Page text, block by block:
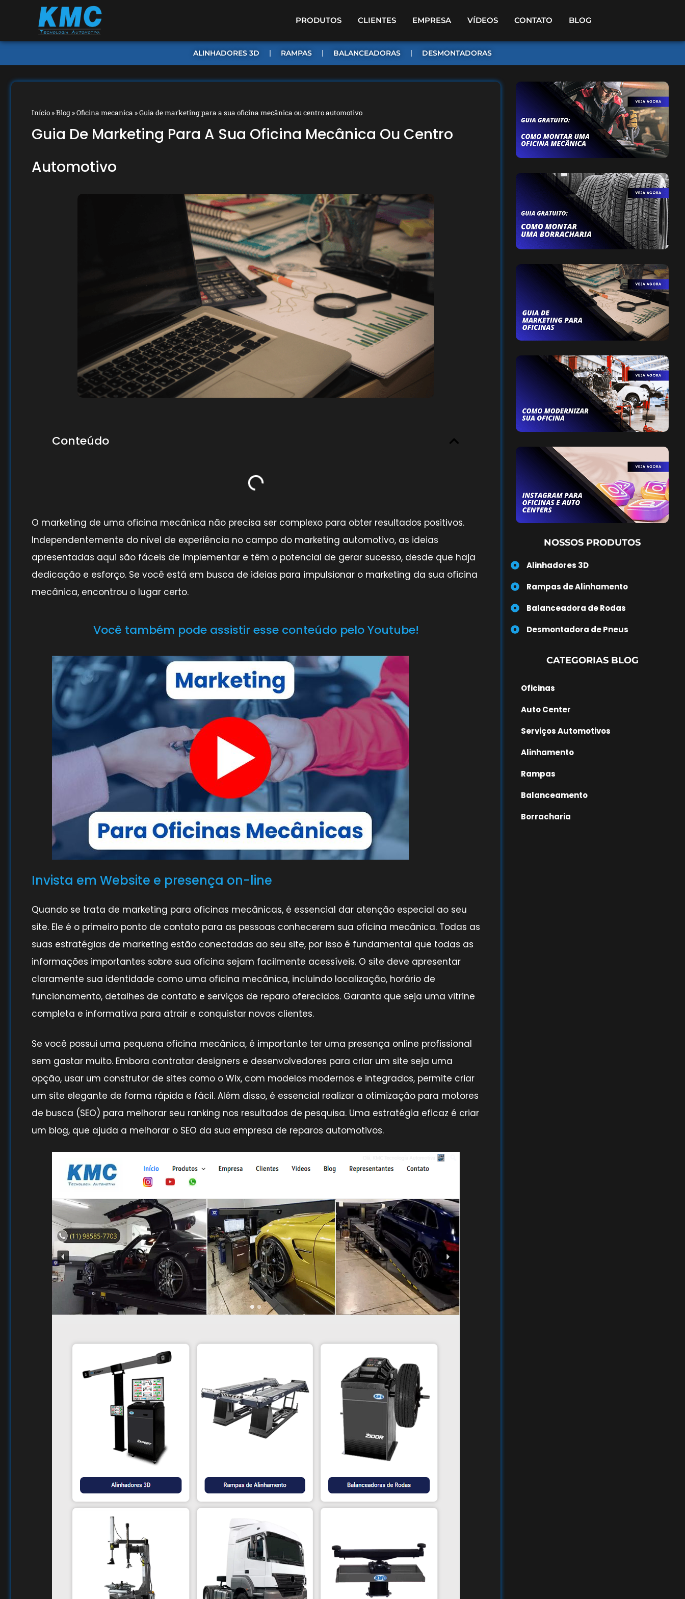
PRODUTOS CLIENTES EMPRESA VÍDEOS CONTATO BLOG
ALINHADORES 3D RAMPAS BALANCEADORAS DESMONTADORAS
Início »Blog »Oficina mecanica »Guia de marketing para a sua oficina mecânica ou centro automotivo
Guia De Marketing Para A Sua Oficina Mecânica Ou Centro
Automotivo
Conteúdo
O marketing de uma oficina mecânica não precisa ser complexo para obter resultados positivos.
Independentemente do nível de experiência no campo do marketing automotivo, as ideias
apresentadas aqui são fáceis de implementar e têm o potencial de gerar sucesso, desde que haja
dedicação e esforço. Se você está em busca de ideias para impulsionar o marketing da sua oficina
mecânica, encontrou o lugar certo.
Você também pode assistir esse conteúdo pelo Youtube!
Invista em Website e presença on-line
Quando se trata de marketing para oficinas mecânicas, é essencial dar atenção especial ao seu
site. Ele é o primeiro ponto de contato para as pessoas conhecerem sua oficina mecânica. Todas as
suas estratégias de marketing estão conectadas ao seu site, por isso é fundamental que todas as
informações importantes sobre sua oficina sejam facilmente acessíveis. O site deve apresentar
claramente sua identidade como uma oficina mecânica, incluindo localização, horário de
funcionamento, detalhes de contato e serviços de reparo oferecidos. Garanta que seja uma vitrine
completa e informativa para atrair e conquistar novos clientes.
Se você possui uma pequena oficina mecânica, é importante ter uma presença online profissional
sem gastar muito. Embora contratar designers e desenvolvedores para criar um site seja uma
opção, usar um construtor de sites como o Wix, com modelos modernos e integrados, permite criar
um site elegante de forma rápida e fácil. Além disso, é essencial realizar a otimização para motores
de busca (SEO) para melhorar seu ranking nos resultados de pesquisa. Uma estratégia eficaz é criar
um blog, que ajuda a melhorar o SEO da sua empresa de reparos automotivos.
NOSSOS PRODUTOS
Alinhadores 3D
Rampas de Alinhamento
Balanceadora de Rodas
Desmontadora de Pneus
CATEGORIAS BLOG
Oficinas
Auto Center
Serviços Automotivos
Alinhamento
Rampas
Balanceamento
Borracharia